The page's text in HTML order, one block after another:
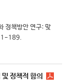
정책방안 연구: 맞
1-189.
정책적 함의